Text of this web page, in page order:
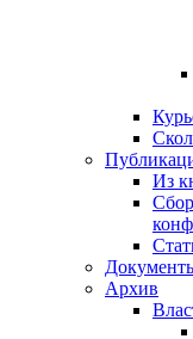
Из
Архив